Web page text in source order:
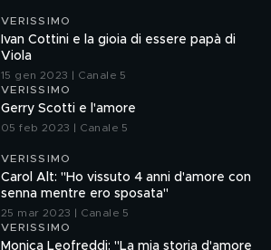
VERISSIMO
Ivan Cottini e la gioia di essere papà di
Viola
15 gen 2023 | Canale 5
VERISSIMO
Gerry Scotti e l'amore
05 feb 2023 | Canale 5
VERISSIMO
Carol Alt: "Ho vissuto 4 anni d'amore con
senna mentre ero sposata"
25 mar 2023 | Canale 5
VERISSIMO
Monica Leofreddi: "La mia storia d'amore